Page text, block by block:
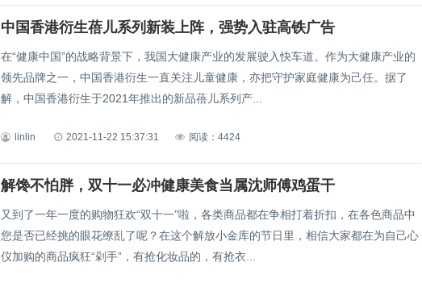
中国香港衍生蓓儿系列新装上阵，强势入驻高铁广告
在“健康中国”的战略背景下，我国大健康产业的发展驶入快车道。作为大健康产业的
领先品牌之一，中国香港衍生一直关注儿童健康，亦把守护家庭健康为己任。据了
解，中国香港衍生于2021年推出的新品蓓儿系列产...
linlin 2021-11-22 15:37:31 阅读：4424
解馋不怕胖，双十一必冲健康美食当属沈师傅鸡蛋干
又到了一年一度的购物狂欢“双十一”啦，各类商品都在争相打着折扣，在各色商品中
您是否已经挑的眼花缭乱了呢？在这个解放小金库的节日里，相信大家都在为自己心
仪加购的商品疯狂“剁手”，有抢化妆品的，有抢衣...